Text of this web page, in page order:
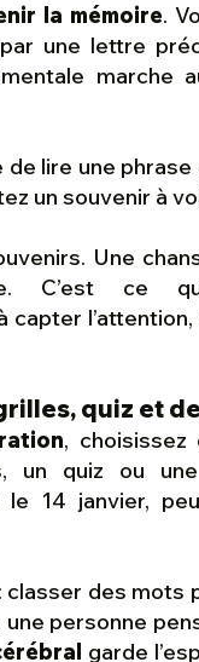
la mémoire.
une lettre
marche
de lire une
un souvenir à
Une
C’est ce
capter
quiz et
,
un quiz ou
le 14 janvier,
des mots
personne
garde